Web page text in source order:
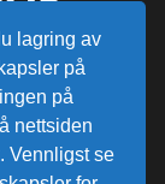
lagring av
på
på
nettsiden
Vennligst se